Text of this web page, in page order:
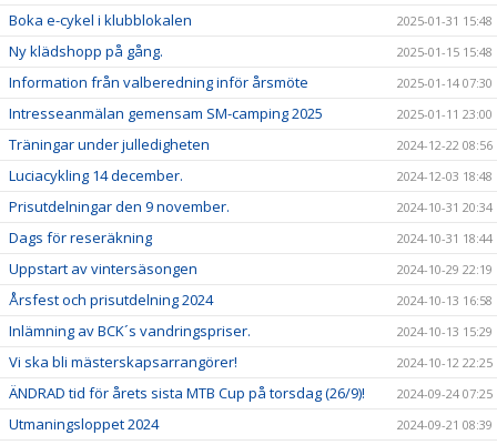
Boka e-cykel i klubblokalen 2025-01-31 15:48
Ny klädshopp på gång. 2025-01-15 15:48
Information från valberedning inför årsmöte 2025-01-14 07:30
Intresseanmälan gemensam SM-camping 2025 2025-01-11 23:00
Träningar under julledigheten 2024-12-22 08:56
Luciacykling 14 december. 2024-12-03 18:48
Prisutdelningar den 9 november. 2024-10-31 20:34
Dags för reseräkning 2024-10-31 18:44
Uppstart av vintersäsongen 2024-10-29 22:19
Årsfest och prisutdelning 2024 2024-10-13 16:58
Inlämning av BCK´s vandringspriser. 2024-10-13 15:29
Vi ska bli mästerskapsarrangörer! 2024-10-12 22:25
ÄNDRAD tid för årets sista MTB Cup på torsdag (26/9)! 2024-09-24 07:25
Utmaningsloppet 2024 2024-09-21 08:39